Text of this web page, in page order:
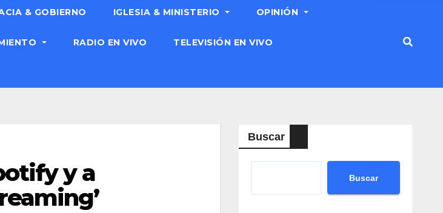
& GOBIERNO IGLESIA & MINISTERIO OPINIÓN
RADIO EN VIVO TELEVISIÓN EN VIVO
y a
Buscar
Buscar